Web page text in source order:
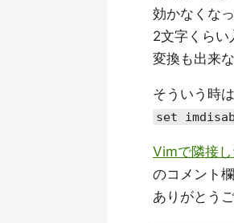
効かなくな
2文字くらい
変換も出来
そういう時
set
Vimで隣接
のコメント
ありがとう